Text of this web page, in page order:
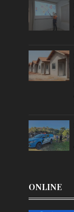
ONLINE